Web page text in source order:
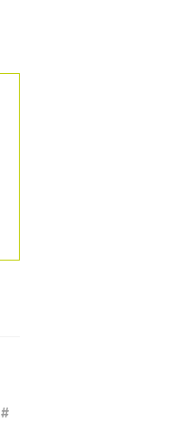
#